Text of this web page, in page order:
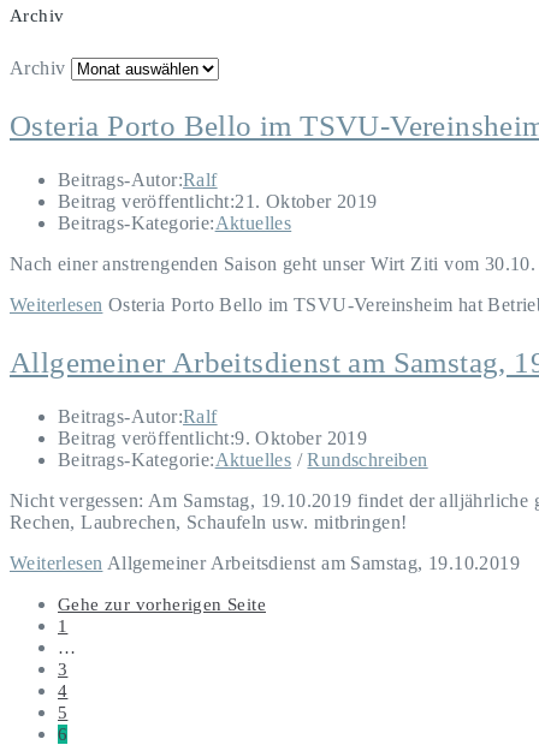
Archiv
Archiv
Osteria Porto Bello im TSVU-
Beitrags-Autor:Ralf
Beitrag veröffentlicht:21. Oktober 2019
Beitrags-Kategorie:Aktuelles
Nach einer anstrengenden Saison geht unser Wirt Ziti vom
Weiterlesen Osteria Porto Bello im TSVU-Vereinsheim hat
Allgemeiner Arbeitsdienst am Samstag,
Beitrags-Autor:Ralf
Beitrag veröffentlicht:9. Oktober 2019
Beitrags-Kategorie:Aktuelles / Rundschreiben
Nicht vergessen: Am Samstag, 19.10.2019 findet der
Rechen, Laubrechen, Schaufeln usw. mitbringen!
Weiterlesen Allgemeiner Arbeitsdienst am Samstag, 19.10.2019
Gehe zur vorherigen Seite
1
…
3
4
5
6